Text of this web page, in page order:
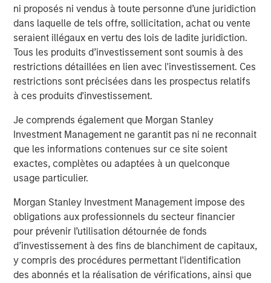
ni proposés ni vendus à toute personne d’une juridiction
dans laquelle de tels offre, sollicitation, achat ou vente
seraient illégaux en vertu des lois de ladite juridiction.
Tous les produits d’investissement sont soumis à des
restrictions détaillées en lien avec l'investissement. Ces
restrictions sont précisées dans les prospectus relatifs
à ces produits d'investissement.
Je comprends également que Morgan Stanley
Investment Management ne garantit pas ni ne reconnait
que les informations contenues sur ce site soient
exactes, complètes ou adaptées à un quelconque
usage particulier.
Morgan Stanley Investment Management impose des
obligations aux professionnels du secteur financier
pour prévenir l’utilisation détournée de fonds
d’investissement à des fins de blanchiment de capitaux,
y compris des procédures permettant l'identification
des abonnés et la réalisation de vérifications, ainsi que
private equity investors in Asia Pacific, having invested in
the region for over 19 years. The team has invested
approximately US$2.4 billion in Asia, primarily in highly
structured minority investments and control buyouts in
profitable, growth-oriented companies. MSPE Asia has
offices located in Hong Kong, Shanghai, Mumbai, Seoul,
Tokyo and New York. For further information about
Morgan Stanley Private Equity Asia, please
visit
www.morganstanley.com/im/privateequityasia
Morgan Stanley Private Equity Asia
Morgan Stanley Private Equity Asia invests primarily in
highly structured minority investments and control
buyouts in growth-oriented companies located
throughout the Asia-Pacific region.